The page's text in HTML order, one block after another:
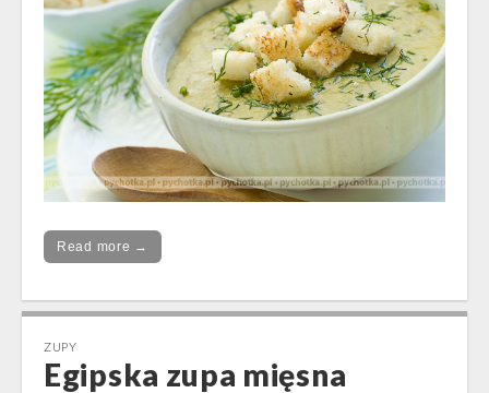
Read more →
ZUPY
Egipska zupa mięsna